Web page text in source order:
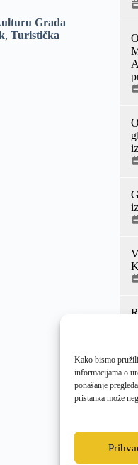
Kako bismo
informacijama o
ponašanje
pristanka može
Grada
, Turistička